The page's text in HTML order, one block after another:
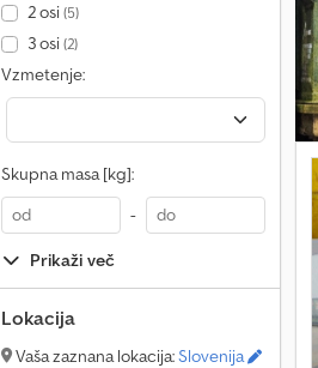
2 osi(5)
3 osi(2)
Vzmetenje:
Skupna masa [kg]:
-
Prikaži več
Lokacija
Vaša zaznana lokacija:Slovenija